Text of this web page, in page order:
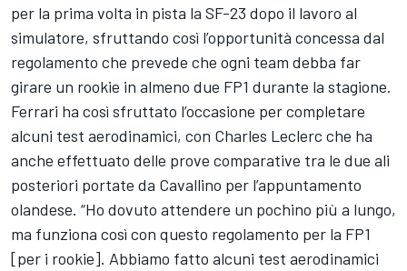
per la prima volta in pista la SF-23 dopo il lavoro al
simulatore, sfruttando così l’opportunità concessa dal
regolamento che prevede che ogni team debba far
girare un rookie in almeno due FP1 durante la stagione.
Ferrari ha così sfruttato l’occasione per completare
alcuni test aerodinamici, con Charles Leclerc che ha
anche effettuato delle prove comparative tra le due ali
posteriori portate da Cavallino per l’appuntamento
olandese. “Ho dovuto attendere un pochino più a lungo,
ma funziona così con questo regolamento per la FP1
[per i rookie]. Abbiamo fatto alcuni test aerodinamici